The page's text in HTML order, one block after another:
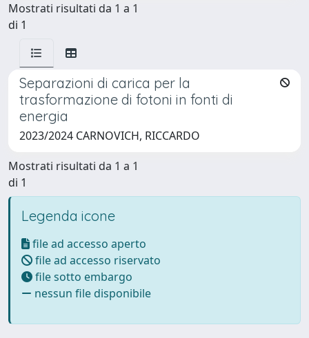
Mostrati risultati da 1 a 1
di 1
Separazioni di carica per la
trasformazione di fotoni in fonti di
energia
2023/2024 CARNOVICH, RICCARDO
Mostrati risultati da 1 a 1
di 1
Legenda icone
file ad accesso aperto
file ad accesso riservato
file sotto embargo
nessun file disponibile